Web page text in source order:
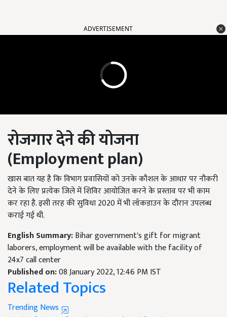
ADVERTISEMENT
रोजगार देने की योजना
(Employment plan)
खास बात यह है कि विभाग प्रवासियों को उनके कौशल के आधार पर नौकरी
देने के लिए प्रत्येक जिले में शिविर आयोजित करने के प्रस्ताव पर भी काम
कर रहा है. इसी तरह की सुविधा 2020 में भी लॉकडाउन के दौरान उपलब्ध
कराई गई थी.
English Summary:Bihar government's gift for migrant
laborers, employment will be available with the facility of
24x7 call center
Published on:08 January 2022, 12:46 PM IST
Related Topics
Trending News